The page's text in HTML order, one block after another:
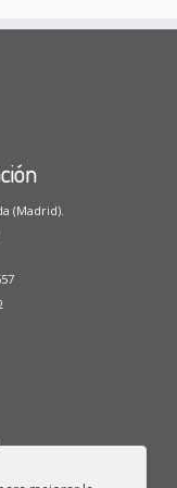
(Madrid).